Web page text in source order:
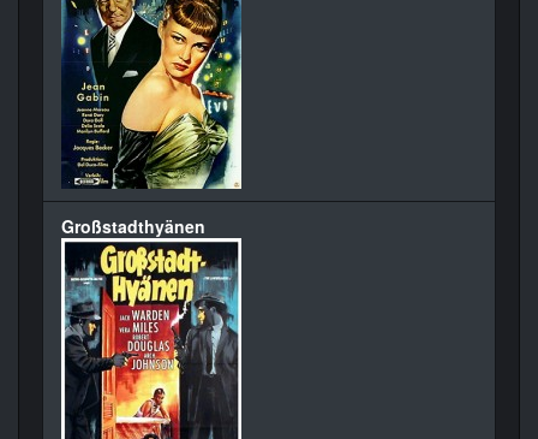
Großstadthyänen